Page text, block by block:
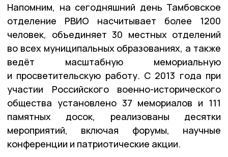
Напомним, на сегодняшний день Тамбовское
отделение РВИО насчитывает более 1200
человек, объединяет 30 местных отделений
во всех муниципальных образованиях, а также
ведёт масштабную мемориальную
и просветительскую работу. С 2013 года при
участии Российского военно-исторического
общества установлено 37 мемориалов и 111
памятных досок, реализованы десятки
мероприятий, включая форумы, научные
конференции и патриотические акции.